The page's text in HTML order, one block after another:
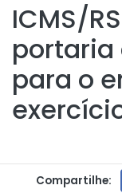
ICMS/
portaria
para o
Compartilhe: